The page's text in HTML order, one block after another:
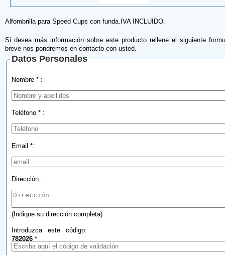
Alfombrilla para Speed Cups con funda.IVA INCLUIDO.
Si desea más información sobre este producto rellene el siguiente
breve nos pondremos en contacto con usted.
Datos Personales
Nombre * :
Teléfono * :
Email *:
Dirección :
(Indique su dirección completa)
Introduzca este código:
782026 *